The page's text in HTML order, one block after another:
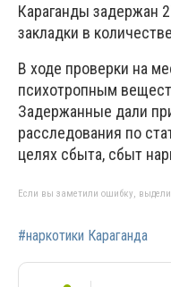
Караганды задержан
закладки в
В ходе проверки на
психотропным
Задержанные дали
расследования по
целях сбыта, сбыт
Если вы заметили ошибку,
#наркотики Караганда